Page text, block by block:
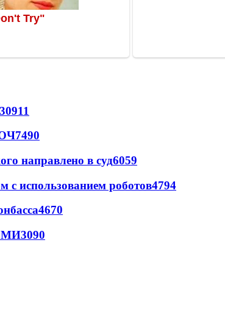
30911
7490
направлено в суд6059
использованием роботов4794
4670
3090